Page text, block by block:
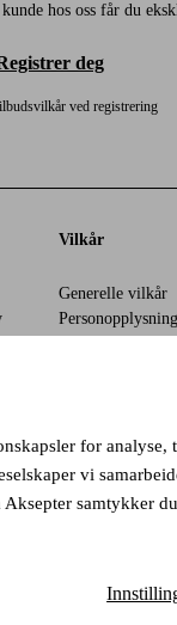
for
vi
samtykker
hos oss får du
deg
ved registrering
Vilkår
Generelle vilkår